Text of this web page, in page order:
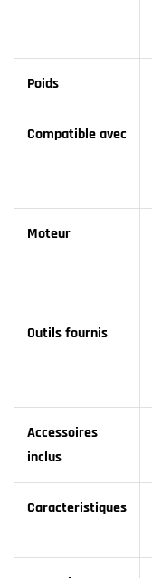
Poids
Compatible avec
Moteur
Outils fournis
Accessoires
inclus
Caracteristiques